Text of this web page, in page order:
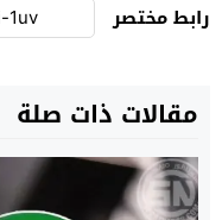
رابط مختصر
مقالات ذات صلة